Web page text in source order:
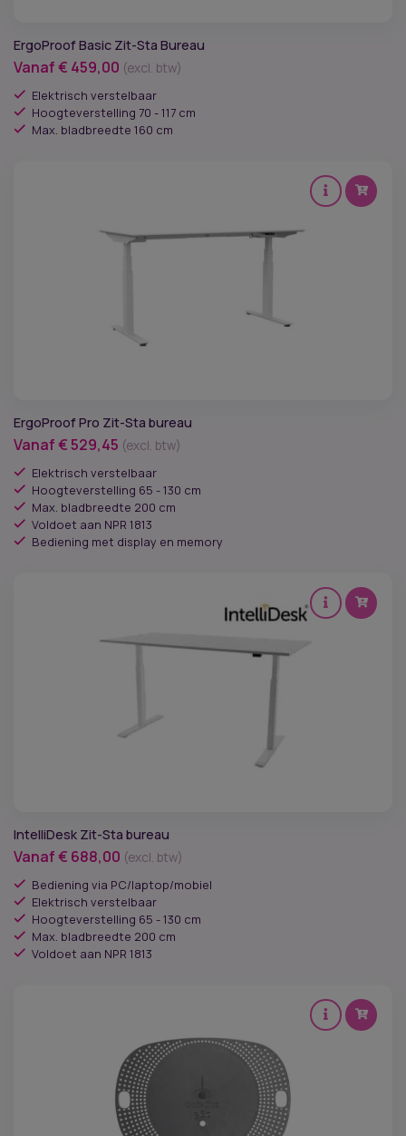
ErgoProof Basic Zit-Sta Bureau
Vanaf€ 459,00 (excl. btw)
Elektrisch verstelbaar
Hoogteverstelling 70 - 117 cm
Max. bladbreedte 160 cm
ErgoProof Pro Zit-Sta bureau
Vanaf€529,45 (excl. btw)
Elektrisch verstelbaar
Hoogteverstelling 65 - 130 cm
Max. bladbreedte 200 cm
Voldoet aan NPR 1813
Bediening met display en memory
IntelliDesk Zit-Sta bureau
Vanaf€ 688,00 (excl. btw)
Bediening via PC/laptop/mobiel
Elektrisch verstelbaar
Hoogteverstelling 65 - 130 cm
Max. bladbreedte 200 cm
Voldoet aan NPR 1813